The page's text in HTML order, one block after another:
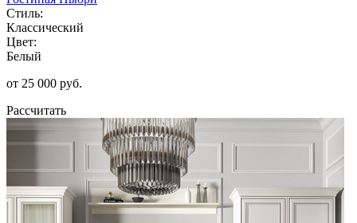
Стиль:
Классический
Цвет:
Белый
от 25 000 руб.
Рассчитать